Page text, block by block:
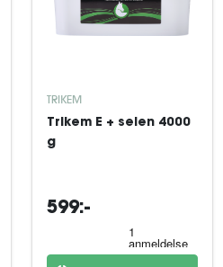
TRIKEM
Trikem E + selen 4000
g
599:-